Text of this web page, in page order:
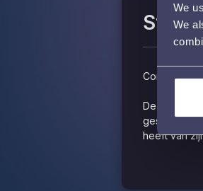
We
We
Stap
Concept
De
geschreven
heeft van